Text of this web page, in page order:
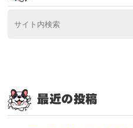
最近の投稿